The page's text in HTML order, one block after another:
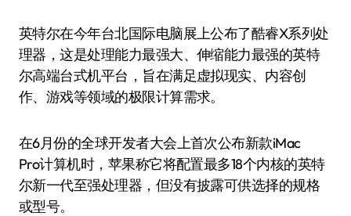
英特尔在今年台北国际电脑展上公布了酷睿X系列处
理器，这是处理能力最强大、伸缩能力最强的英特
尔高端台式机平台，旨在满足虚拟现实、内容创
作、游戏等领域的极限计算需求。
在6月份的全球开发者大会上首次公布新款iMac
Pro计算机时，苹果称它将配置最多18个内核的英特
尔新一代至强处理器，但没有披露可供选择的规格
或型号。